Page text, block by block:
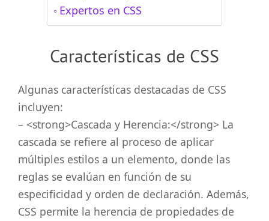
Expertos en CSS
Características de CSS
Algunas características destacadas de CSS
incluyen:
– <strong>Cascada y Herencia:</strong> La
cascada se refiere al proceso de aplicar
múltiples estilos a un elemento, donde las
reglas se evalúan en función de su
especificidad y orden de declaración. Además,
CSS permite la herencia de propiedades de